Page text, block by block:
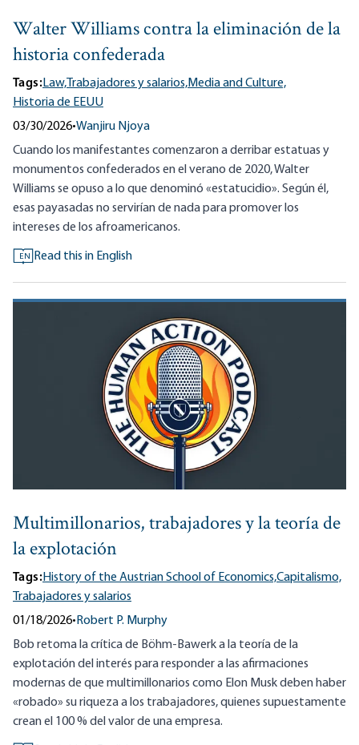
Walter Williams contra la eliminación de la
historia confederada
Tags:Law, Trabajadores y salarios,Media and Culture,
Historia de EEUU
03/30/2026•Wanjiru Njoya
Cuando los manifestantes comenzaron a derribar estatuas y
monumentos confederados en el verano de 2020, Walter
Williams se opuso a lo que denominó «estatucidio». Según él,
esas payasadas no servirían de nada para promover los
intereses de los afroamericanos.
EN Read this in English
Multimillonarios, trabajadores y la teoría de
la explotación
Tags:History of the Austrian School of Economics,Capitalismo,
Trabajadores y salarios
01/18/2026• Robert P. Murphy
Bob retoma la crítica de Böhm-Bawerk a la teoría de la
explotación del interés para responder a las afirmaciones
modernas de que multimillonarios como Elon Musk deben haber
«robado» su riqueza a los trabajadores, quienes supuestamente
crean el 100 % del valor de una empresa.